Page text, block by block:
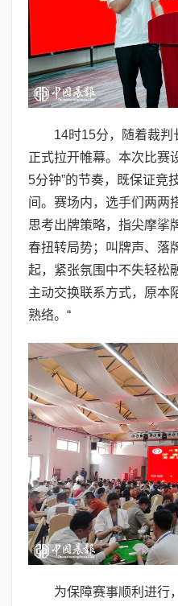
14时15分，随着裁
正式拉开帷幕。本次比赛
5分钟”的节奏，既保证竞
间。赛场内，选手们两两
思考出牌策略，指尖摩挲
春扭转局势；叫牌声、落
起，紧张氛围中不失轻松
主动交换联系方式，原本
熟络。“
为保障赛事顺利进行